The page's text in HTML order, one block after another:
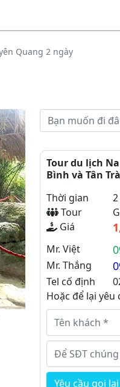
Quang 2 ngày
Tour du lịch
Bình và Tân
Thời gian
Tour
Giá
Mr. Việt
Mr. Thắng
Tel cố định
Hoặc để lại yêu
Yêu cầu gọi lại